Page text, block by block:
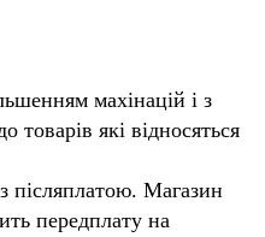
махінацій і з
які відносяться
післяплатою. Магазин
передплату на